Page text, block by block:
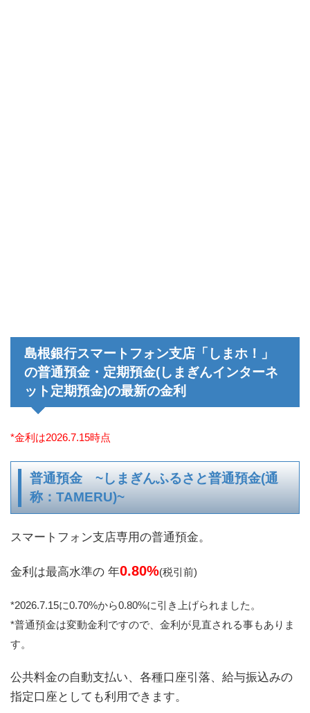
島根銀行スマートフォン支店「しまホ！」
の普通預金・定期預金(しまぎんインターネ
ット定期預金)の最新の金利
*金利は2026.7.15時点
普通預金 ~しまぎんふるさと普通預金(通
称：TAMERU)~
スマートフォン支店専用の普通預金。
金利は最高水準の 年0.80%(税引前)
*2026.7.15に0.70%から0.80%に引き上げられました。
*普通預金は変動金利ですので、金利が見直される事もありま
す。
公共料金の自動支払い、各種口座引落、給与振込みの
指定口座としても利用できます。